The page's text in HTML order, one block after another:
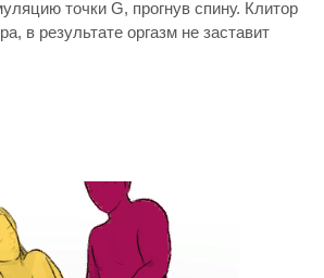
точки G, прогнув спину. Клитор
в результате оргазм не заставит